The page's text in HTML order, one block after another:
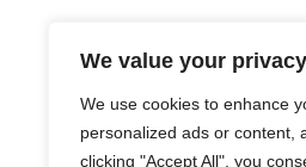
We value your privacy
We use cookies to enhance
personalized ads or content,
clicking "Accept All", you